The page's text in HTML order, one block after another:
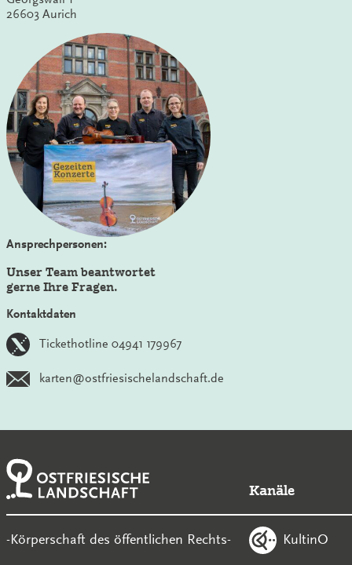
26603 Aurich
Ansprechpersonen:
Unser Team beantwortet
gerne Ihre Fragen.
Kontaktdaten
Tickethotline 04941 179967
karten@ostfriesischelandschaft.de
-Körperschaft des öffentlichen Rechts-
Kanäle
KultinO